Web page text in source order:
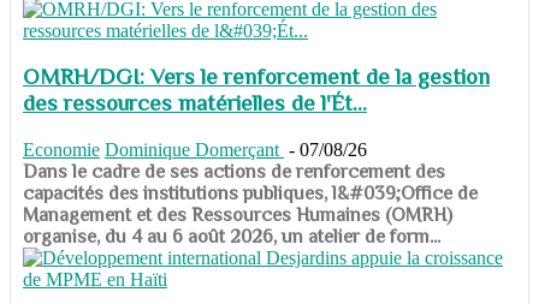
OMRH/DGI: Vers le renforcement de la gestion
des ressources matérielles de l'Ét...
Economie Dominique Domerçant - 07/08/26
Dans le cadre de ses actions de renforcement des
capacités des institutions publiques, l&#039;Office de
Management et des Ressources Humaines (OMRH)
organise, du 4 au 6 août 2026, un atelier de form...